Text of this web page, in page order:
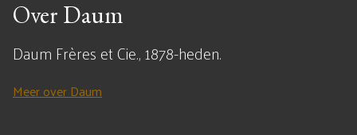
Over Daum
Daum Frères et Cie., 1878-heden.
Meer over Daum